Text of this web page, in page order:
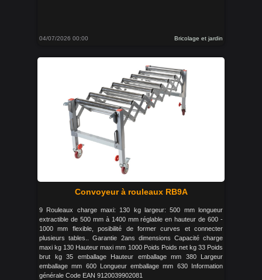
04/07/2026 00:00 Bricolage et jardin
Convoyeur à rouleaux RB9A
9 Rouleaux charge maxi: 130 kg largeur: 500 mm longueur
extractible de 500 mm à 1400 mm réglable en hauteur de 600 -
1000 mm flexible, posibilité de former curves et connecter
plusieurs tables.. Garantie 2ans dimensions Capacité charge
maxi kg 130 Hauteur maxi mm 1000 Poids Poids net kg 33 Poids
brut kg 35 emballage Hauteur emballage mm 380 Largeur
emballage mm 600 Longueur emballage mm 630 Information
générale Code EAN 9120039902081